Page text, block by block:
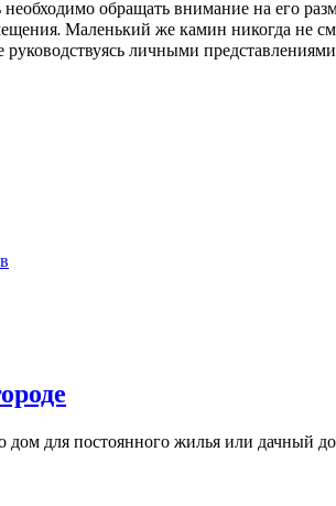
обращать внимание на его
Маленький же камин никогда не
личными представлениями
дом для постоянного жилья или дачный